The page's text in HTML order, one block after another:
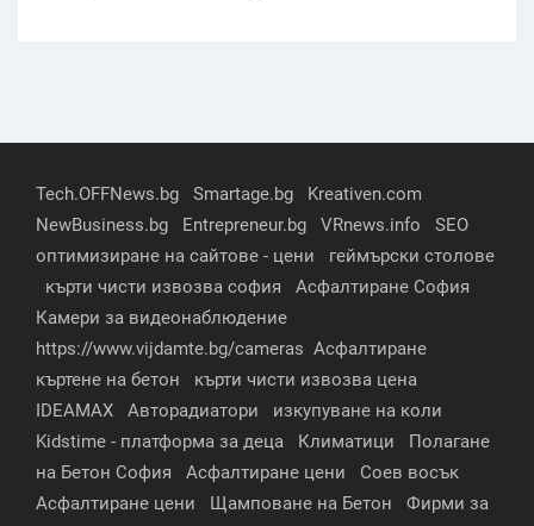
Tech.OFFNews.bg Smartage.bg
Kreativen.com
NewBusiness.bg
Entrepreneur.bg VRnews.info
SEO
оптимизиране на сайтове - цени
геймърски столове
кърти чисти извозва софия
Асфалтиране София
Камери за видеонаблюдение
https://www.vijdamte.bg/cameras Асфалтиране
къртене на бетон
кърти чисти извозва цена
IDEAMAX
Авторадиатори
изкупуване на коли
Kidstime - платформа за деца
Климатици
Полагане
на Бетон София
Асфалтиране цени
Соев восък
Асфалтиране цени
Щамповане на Бетон
Фирми за